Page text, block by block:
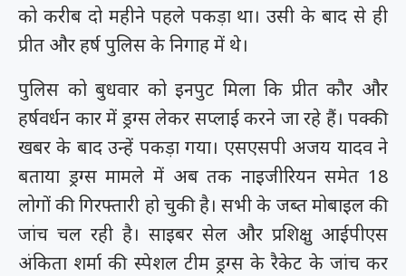
को करीब दो महीने पहले पकड़ा था। उसी के बाद से ही
प्रीत और हर्ष पुलिस के निगाह में थे।
पुलिस को बुधवार को इनपुट मिला कि प्रीत कौर और
हर्षवर्धन कार में ड्रग्स लेकर सप्लाई करने जा रहे हैं। पक्की
खबर के बाद उन्हें पकड़ा गया। एसएसपी अजय यादव ने
बताया ड्रग्स मामले में अब तक नाइजीरियन समेत 18
लोगों की गिरफ्तारी हो चुकी है। सभी के जब्त मोबाइल की
जांच चल रही है। साइबर सेल और प्रशिक्षु आईपीएस
अंकिता शर्मा की स्पेशल टीम ड्रग्स के रैकेट के जांच कर